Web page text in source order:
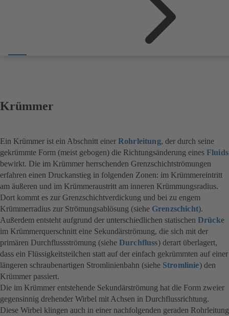
Krümmer
Ein Krümmer ist ein Abschnitt einer Rohrleitung, der durch seine
gekrümmte Form (meist gebogen) die Richtungsänderung eines Fluids
bewirkt. Die im Krümmer herrschenden Grenzschichtströmungen
erfahren einen Druckanstieg in folgenden Zonen: im Krümmereintritt
am äußeren und im Krümmeraustritt am inneren Krümmungsradius.
Dort kommt es zur Grenzschichtverdickung und bei zu engem
Krümmerradius zur Strömungsablösung (siehe Grenzschicht).
Außerdem entsteht aufgrund der unterschiedlichen statischen Drücke
im Krümmerquerschnitt eine Sekundärströmung, die sich mit der
primären Durchflussströmung (siehe Durchfluss) derart überlagert,
dass ein Flüssigkeitsteilchen statt auf der einfach gekrümmten auf einer
längeren schraubenartigen Stromlinienbahn (siehe Stromlinie) den
Krümmer passiert.
Die im Krümmer entstehende Sekundärströmung hat die Form zweier
gegensinnig drehender Wirbel mit Achsen in Durchflussrichtung.
Diese Wirbel klingen auch in einer nachfolgenden geraden Rohrleitung